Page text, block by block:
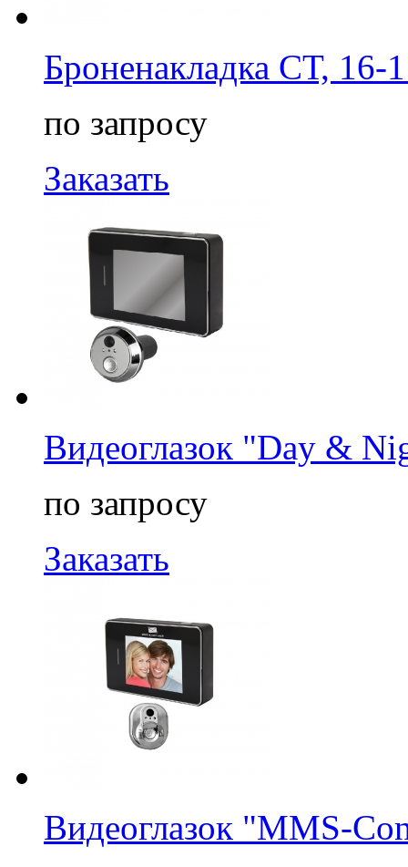
Броненакладка СТ, 16-1
по запросу
Заказать
Видеоглазок "Day &
по запросу
Заказать
Видеоглазок "MMS-